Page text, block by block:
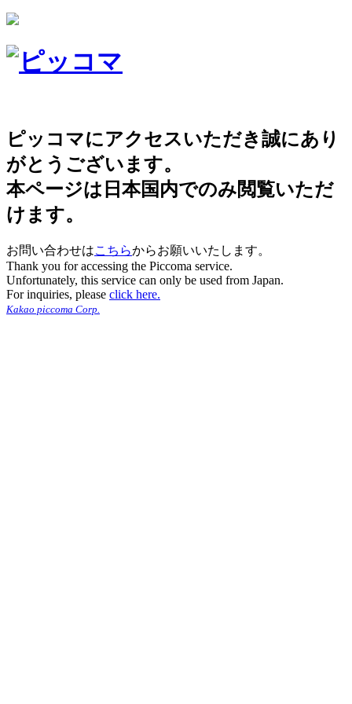
ピッコマにアクセスいただき誠にあり
がとうございます。
本ページは日本国内でのみ閲覧いただ
けます。
お問い合わせはこちらからお願いいたします。
Thank you for accessing the Piccoma service.
Unfortunately, this service can only be used from Japan.
For inquiries, please click here.
Kakao piccoma Corp.